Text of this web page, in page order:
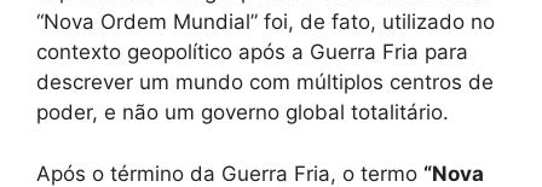
“Nova Ordem Mundial” foi, de fato, utilizado no
contexto geopolítico após a Guerra Fria para
descrever um mundo com múltiplos centros de
poder, e não um governo global totalitário.
Após o término da Guerra Fria, o termo “Nova